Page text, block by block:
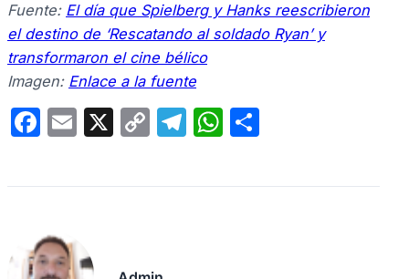
Fuente: El día que Spielberg y Hanks reescribieron
el destino de ‘Rescatando al soldado Ryan’ y
transformaron el cine bélico
Imagen: Enlace a la fuente
F
c
b
o
E
ail
X
C
p
n
T
e
W
at m